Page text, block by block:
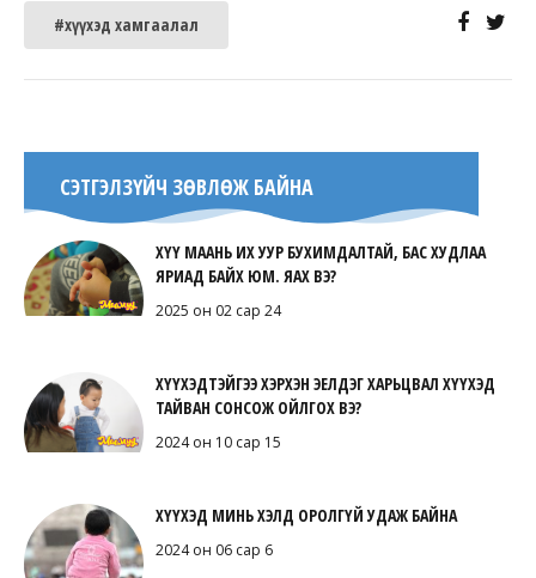
#хүүхэд хамгаалал
СЭТГЭЛЗҮЙЧ ЗӨВЛӨЖ БАЙНА
ХҮҮ МААНЬ ИХ УУР БУХИМДАЛТАЙ, БАС ХУДЛАА
ЯРИАД БАЙХ ЮМ. ЯАХ ВЭ?
2025 он 02 сар 24
ХҮҮХЭДТЭЙГЭЭ ХЭРХЭН ЭЕЛДЭГ ХАРЬЦВАЛ ХҮҮХЭД
ТАЙВАН СОНСОЖ ОЙЛГОХ ВЭ?
2024 он 10 сар 15
ХҮҮХЭД МИНЬ ХЭЛД ОРОЛГҮЙ УДАЖ БАЙНА
2024 он 06 сар 6